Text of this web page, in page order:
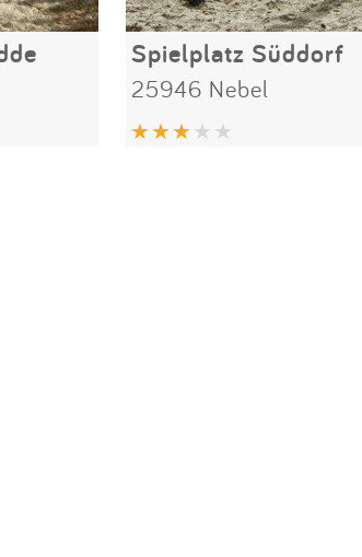
Spielplatz Süddorf
25946 Nebel